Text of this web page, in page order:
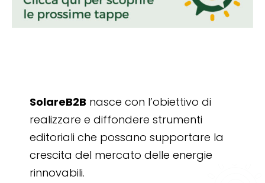
SolareB2B nasce con l’obiettivo di
realizzare e diffondere strumenti
editoriali che possano supportare la
crescita del mercato delle energie
rinnovabili.